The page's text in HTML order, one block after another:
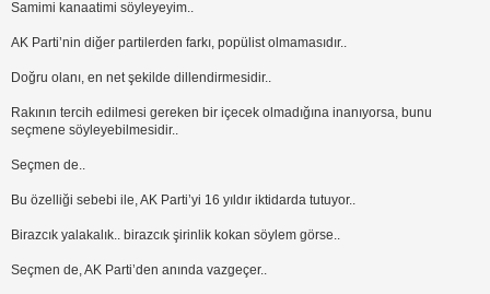
Samimi kanaatimi söyleyeyim..
AK Parti’nin diğer partilerden farkı, popülist olmamasıdır..
Doğru olanı, en net şekilde dillendirmesidir..
Rakının tercih edilmesi gereken bir içecek olmadığına inanıyorsa, bunu
seçmene söyleyebilmesidir..
Seçmen de..
Bu özelliği sebebi ile, AK Parti’yi 16 yıldır iktidarda tutuyor..
Birazcık yalakalık.. birazcık şirinlik kokan söylem görse..
Seçmen de, AK Parti’den anında vazgeçer..